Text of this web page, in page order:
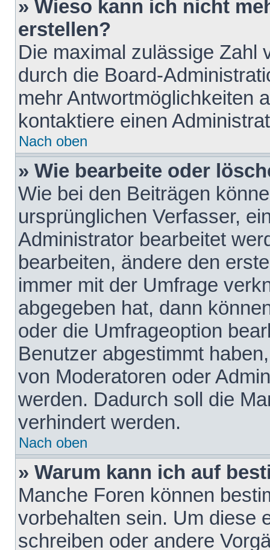
» Wieso kann ich nicht
erstellen?
Die maximal zulässige Zahl
durch die Board-
mehr Antwortmöglichkeiten
kontaktiere einen
Nach oben
» Wie bearbeite oder
Wie bei den Beiträgen
ursprünglichen Verfasser,
Administrator bearbeitet
bearbeiten, ändere den
immer mit der Umfrage
abgegeben hat, dann
oder die Umfrageoption
Benutzer abgestimmt
von Moderatoren oder
werden. Dadurch soll die
verhindert werden.
Nach oben
» Warum kann ich auf
Manche Foren können
vorbehalten sein. Um diese
schreiben oder andere